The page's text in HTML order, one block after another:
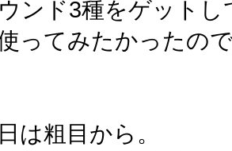
ンド3種をゲットし
ってみたかったの
は粗目から。